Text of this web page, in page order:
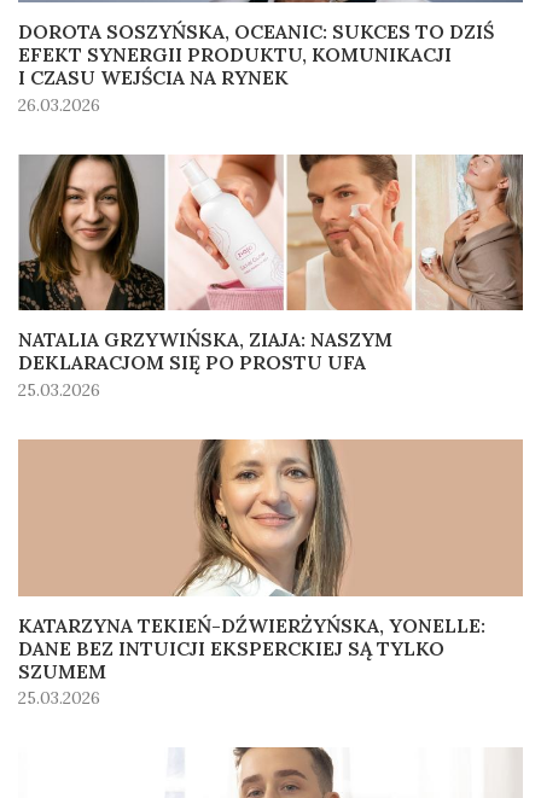
DOROTA SOSZYŃSKA, OCEANIC: SUKCES TO DZIŚ
EFEKT SYNERGII PRODUKTU, KOMUNIKACJI
I CZASU WEJŚCIA NA RYNEK
26.03.2026
NATALIA GRZYWIŃSKA, ZIAJA: NASZYM
DEKLARACJOM SIĘ PO PROSTU UFA
25.03.2026
KATARZYNA TEKIEŃ-DŹWIERŻYŃSKA, YONELLE:
DANE BEZ INTUICJI EKSPERCKIEJ SĄ TYLKO
SZUMEM
25.03.2026